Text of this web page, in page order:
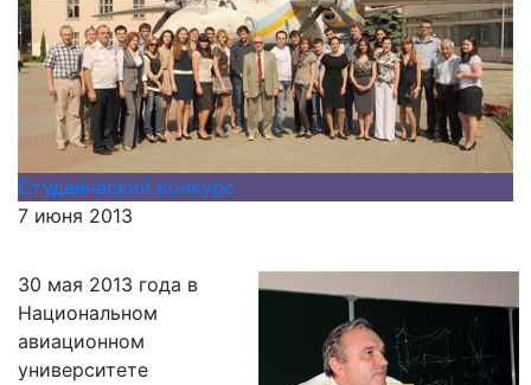
Студенческий конкурс
7 июня 2013
30 мая 2013 года в
Национальном
авиационном
университете